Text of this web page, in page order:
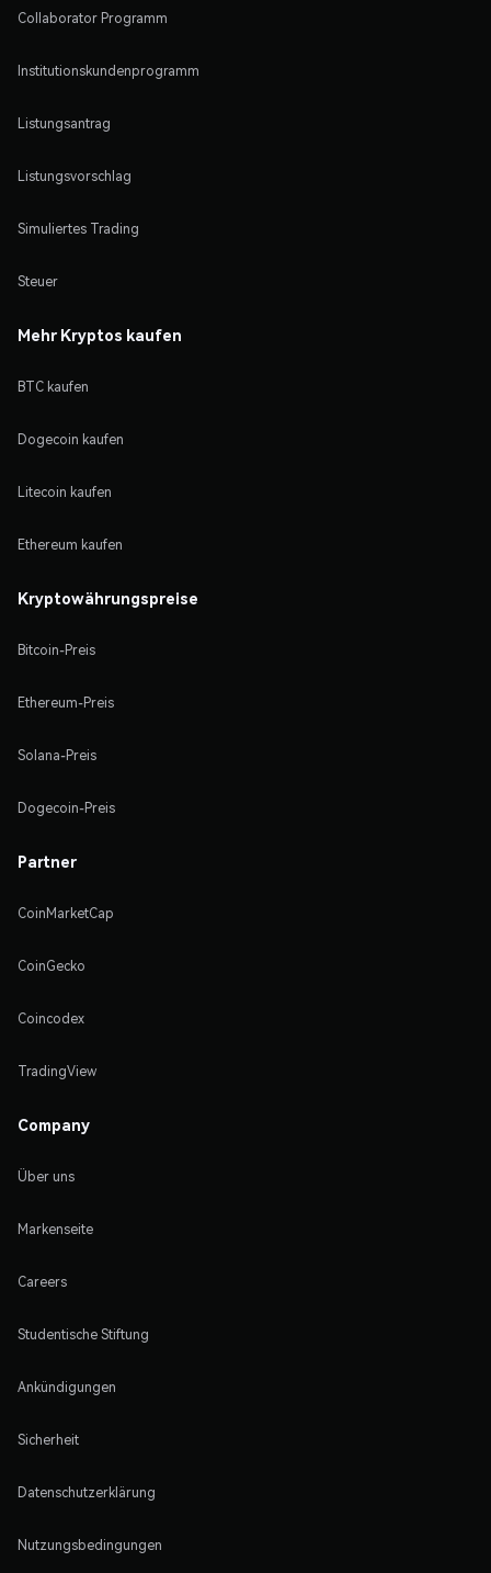
Collaborator Programm
Institutionskundenprogramm
Listungsantrag
Listungsvorschlag
Simuliertes Trading
Steuer
Mehr Kryptos kaufen
BTC kaufen
Dogecoin kaufen
Litecoin kaufen
Ethereum kaufen
Kryptowährungspreise
Bitcoin-Preis
Ethereum-Preis
Solana-Preis
Dogecoin-Preis
Partner
CoinMarketCap
CoinGecko
Coincodex
TradingView
Company
Über uns
Markenseite
Careers
Studentische Stiftung
Ankündigungen
Sicherheit
Datenschutzerklärung
Nutzungsbedingungen